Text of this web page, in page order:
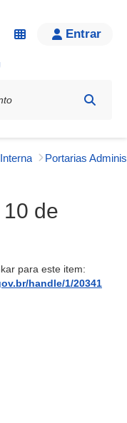
Entrar
de
para este item:
handle/1/20341